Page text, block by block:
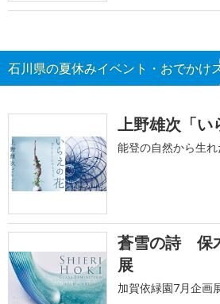
石川県の夏休みイベント・おでかけ
上野雄次「い
能登の自然から生
蒼雪の詩 保
展
加賀依緑園7月企画